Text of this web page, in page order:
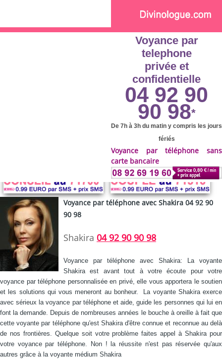
Voyance par
telephone
privée et
confidentielle
04 92 90
90 98*
De 7h à 3h du matin y compris les jours
fériés
Voyance par téléphone sans
carte bancaire
Voyance par téléphone avec Shakira 04 92 90
90 98
Shakira 04 92 90 90 98
Voyance par téléphone avec Shakira: La voyante
Shakira est avant tout à votre écoute pour votre
voyance par téléphone personnalisée en privé, elle vous apportera le soutien
et les solutions qui vous meneront au bonheur. La voyante Shakira exerce
avec sérieux la voyance par téléphone et aide, guide les personnes qui lui en
font la demande. Depuis de nombreuses années le bouche à oreille à fait que
cette voyante par téléphone qu'est Shakira d'être connue et reconnue au delà
de nos frontières. Quelque soit votre problème faites appel à Shakira pour
votre voyance par téléphone. Non ! la réussite n'est pas réservée qu'aux
autres grâce à la voyante médium Shakira